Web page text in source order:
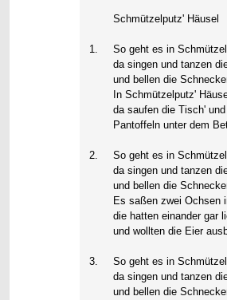
Schmützelputz' Häusel
1.
So geht es in
da singen und tanzen
und bellen die
In Schmützelputz'
da saufen die Tisch'
Pantoffeln unter dem
2.
So geht es in
da singen und tanzen
und bellen die
Es saßen zwei Ochsen
die hatten einander gar
und wollten die Eier
3.
So geht es in
da singen und tanzen
und bellen die